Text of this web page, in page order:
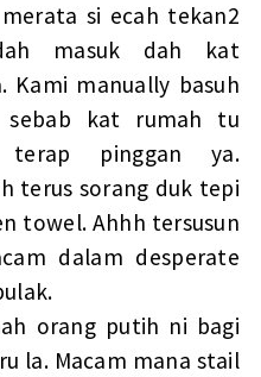
si ecah tekan2
masuk dah kat
Kami manually basuh
sebab kat rumah tu
pinggan ya.
terus sorang duk tepi
towel. Ahhh tersusun
dalam desperate
orang putih ni bagi
la. Macam mana stail